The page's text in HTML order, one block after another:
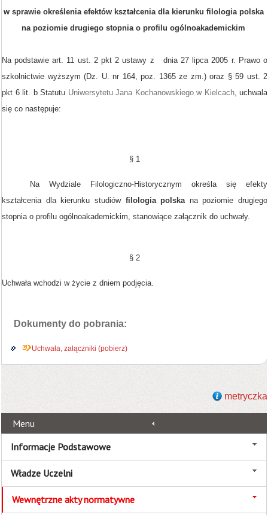
w sprawie określenia efektów kształcenia dla kierunku filologia polska
na poziomie drugiego stopnia o profilu ogólnoakademickim
Na podstawie art. 11 ust. 2 pkt 2 ustawy z dnia 27 lipca 2005 r. Prawo o
szkolnictwie wyższym (Dz. U. nr 164, poz. 1365 ze zm.) oraz § 59 ust. 2
pkt 6 lit. b Statutu Uniwersytetu Jana Kochanowskiego w Kielcach, uchwala
się co następuje:
§ 1
Na Wydziale Filologiczno-Historycznym określa się efekty
kształcenia dla kierunku studiów filologia polska na poziomie drugiego
stopnia o profilu ogólnoakademickim, stanowiące załącznik do uchwały.
§ 2
Uchwała wchodzi w życie z dniem podjęcia.
Dokumenty do pobrania:
Uchwała, załączniki (pobierz)
metryczka
Menu
Informacje Podstawowe
Władze Uczelni
Wewnętrzne akty normatywne